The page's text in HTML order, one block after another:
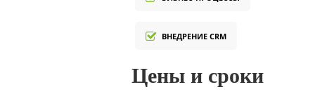
ВНЕДРЕНИЕ CRM
Цены и сроки